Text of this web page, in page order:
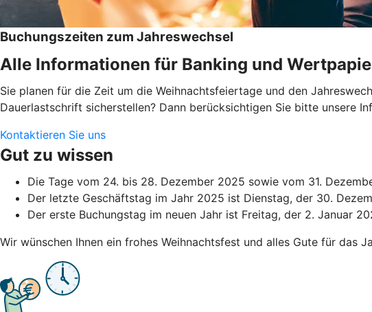
Buchungszeiten zum Jahreswechsel
Alle Informationen für Banking und
Sie planen für die Zeit um die Weihnachtsfeiertage und den
Dauerlastschrift sicherstellen? Dann berücksichtigen Sie bitte unsere
Kontaktieren Sie uns
Gut zu wissen
Die Tage vom 24. bis 28. Dezember 2025 sowie vom 31.
Der letzte Geschäftstag im Jahr 2025 ist Dienstag, der 30.
Der erste Buchungstag im neuen Jahr ist Freitag, der 2. Januar
Wir wünschen Ihnen ein frohes Weihnachtsfest und alles Gute für das